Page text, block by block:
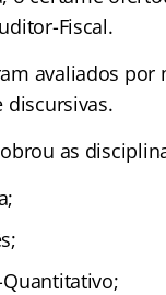
Fiscal.
avaliados por
discursivas.
as